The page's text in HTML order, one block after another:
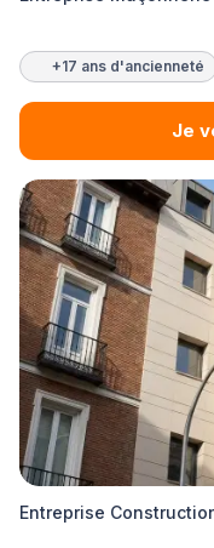
+17 ans d'ancienneté
Je
Entreprise